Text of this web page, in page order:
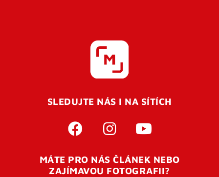
SLEDUJTE NÁS I NA SÍTÍCH
MÁTE PRO NÁS ČLÁNEK NEBO
ZAJÍMAVOU FOTOGRAFII?